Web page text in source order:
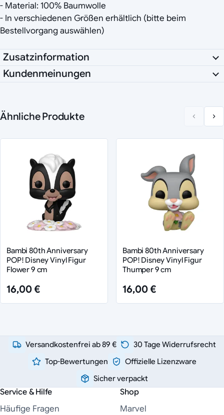
- Material: 100% Baumwolle
- In verschiedenen Größen erhältlich (bitte beim
Bestellvorgang auswählen)
Zusatzinformation
Kundenmeinungen
Ähnliche Produkte
Bambi 80th Anniversary
POP! Disney Vinyl Figur
Flower 9 cm
16,00 €
Bambi 80th Anniversary
POP! Disney Vinyl Figur
Thumper 9 cm
16,00 €
Versandkostenfrei ab 89 €
30 Tage Widerrufsrecht
Top-Bewertungen
Offizielle Lizenzware
Sicher verpackt
Service & Hilfe
Häufige Fragen
Shop
Marvel